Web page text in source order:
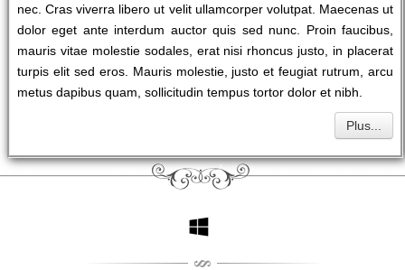
nec. Cras viverra libero ut velit ullamcorper volutpat. Maecenas ut
dolor eget ante interdum auctor quis sed nunc. Proin faucibus,
mauris vitae molestie sodales, erat nisi rhoncus justo, in placerat
turpis elit sed eros. Mauris molestie, justo et feugiat rutrum, arcu
metus dapibus quam, sollicitudin tempus tortor dolor et nibh.
Plus...